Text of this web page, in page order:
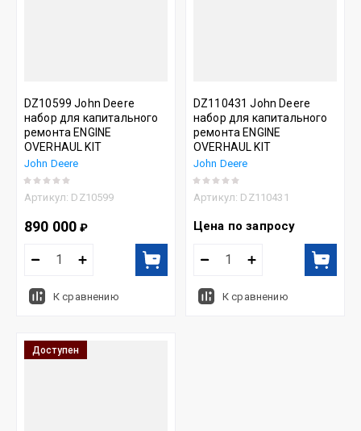
DZ10599 John Deere
набор для капитального
ремонта ENGINE
OVERHAUL KIT
John Deere
Артикул: DZ10599
890 000 ₽
К сравнению
DZ110431 John Deere
набор для капитального
ремонта ENGINE
OVERHAUL KIT
John Deere
Артикул: DZ110431
Цена по запросу
К сравнению
Доступен